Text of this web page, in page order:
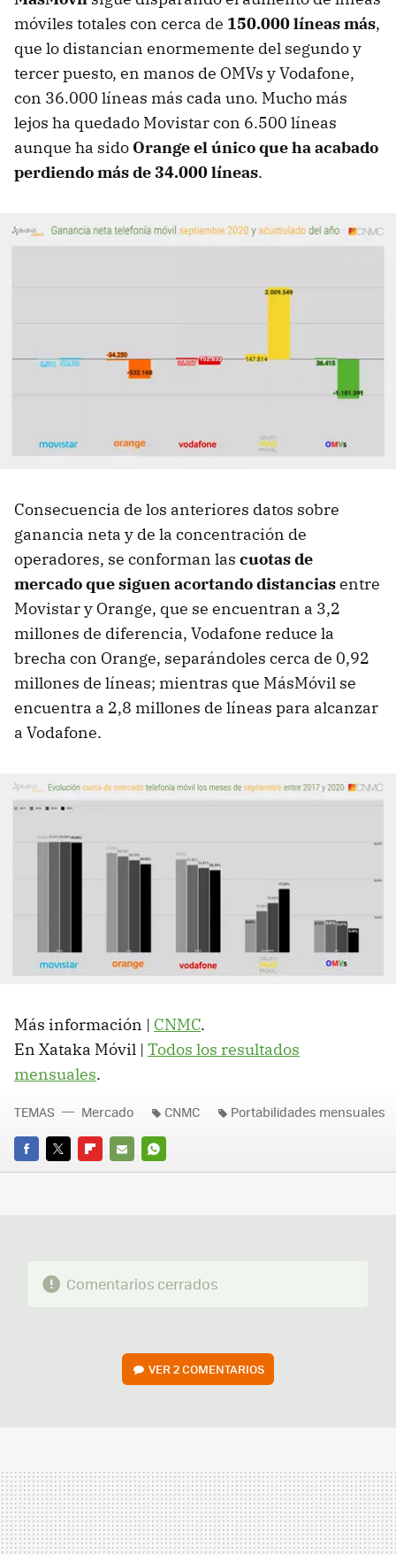
móviles totales con cerca de 150.000 líneas más,
que lo distancian enormemente del segundo y
tercer puesto, en manos de OMVs y Vodafone,
con 36.000 líneas más cada uno. Mucho más
lejos ha quedado Movistar con 6.500 líneas
aunque ha sido Orange el único que ha acabado
perdiendo más de 34.000 líneas.
Consecuencia de los anteriores datos sobre
ganancia neta y de la concentración de
operadores, se conforman las cuotas de
mercado que siguen acortando distanciasentre
Movistar y Orange, que se encuentran a 3,2
millones de diferencia, Vodafone reduce la
brecha con Orange, separándoles cerca de 0,92
millones de líneas; mientras que MásMóvil se
encuentra a 2,8 millones de líneas para alcanzar
a Vodafone.
Más información | CNMC.
En Xataka Móvil | Todos los resultados
mensuales.
FACEBOOK
TWITTERFLIPBOARD
E-
WHATSAPP
TEMAS Mercado CNMC Portabilidades mensuales
Comentarios cerrados
VER2 COMENTARIOS